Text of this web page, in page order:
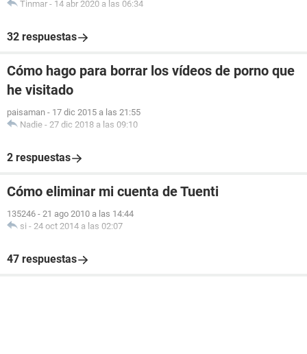
Tinmar - 14 abr 2020 a las 06:34
32 respuestas
Cómo hago para borrar los vídeos de porno que
he visitado
paisaman - 17 dic 2015 a las 21:55
Nadie - 27 dic 2018 a las 09:10
2 respuestas
Cómo eliminar mi cuenta de Tuenti
135246 - 21 ago 2010 a las 14:44
si - 24 oct 2014 a las 02:07
47 respuestas